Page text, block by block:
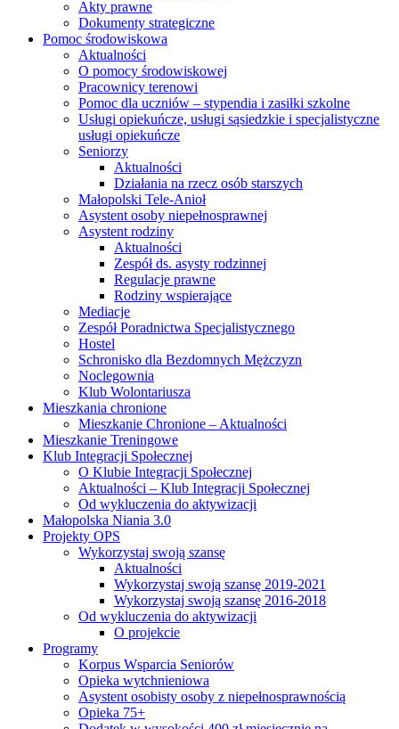
Akty prawne
Dokumenty strategiczne
Pomoc środowiskowa
Aktualności
O pomocy środowiskowej
Pracownicy terenowi
Pomoc dla uczniów – stypendia i zasiłki szkolne
Usługi opiekuńcze, usługi sąsiedzkie i specjalistyczne
usługi opiekuńcze
Seniorzy
Aktualności
Działania na rzecz osób starszych
Małopolski Tele-Anioł
Asystent osoby niepełnosprawnej
Asystent rodziny
Aktualności
Zespół ds. asysty rodzinnej
Regulacje prawne
Rodziny wspierające
Mediacje
Zespół Poradnictwa Specjalistycznego
Hostel
Schronisko dla Bezdomnych Mężczyzn
Noclegownia
Klub Wolontariusza
Mieszkania chronione
Mieszkanie Chronione – Aktualności
Mieszkanie Treningowe
Klub Integracji Społecznej
O Klubie Integracji Społecznej
Aktualności – Klub Integracji Społecznej
Od wykluczenia do aktywizacji
Małopolska Niania 3.0
Projekty OPS
Wykorzystaj swoją szansę
Aktualności
Wykorzystaj swoją szansę 2019-2021
Wykorzystaj swoją szansę 2016-2018
Od wykluczenia do aktywizacji
O projekcie
Programy
Korpus Wsparcia Seniorów
Opieka wytchnieniowa
Asystent osobisty osoby z niepełnosprawnością
Opieka 75+